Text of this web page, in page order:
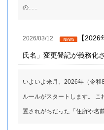
の......
2026/03/12 【
氏名」変更登記が義務化
いよいよ来月、2026年（令
ルールがスタートします。
置されがちだった「住所や名